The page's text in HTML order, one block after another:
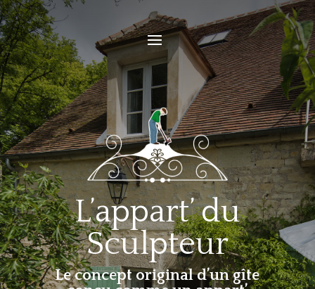
L’appart’ du
Sculpteur
Le concept original d’un gîte